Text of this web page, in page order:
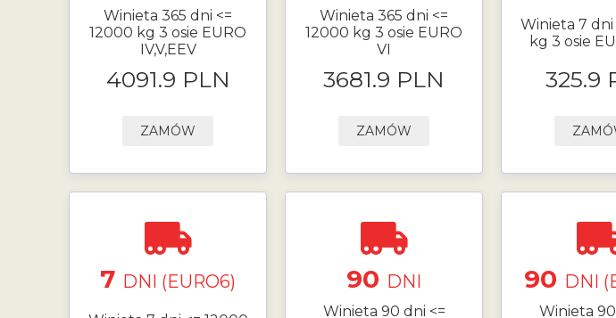
Winieta 365 dni <=
12000 kg 3 osie EURO
IV,V,EEV
4091.9 PLN
ZAMÓW
Winieta 365 dni <=
12000 kg 3 osie EURO
VI
3681.9 PLN
ZAMÓW
Winieta 7 dni
kg 3 osie
325.9
7 DNI (EURO6) 90 DNI
Winieta 90 dni <=
90 DNI
Winieta